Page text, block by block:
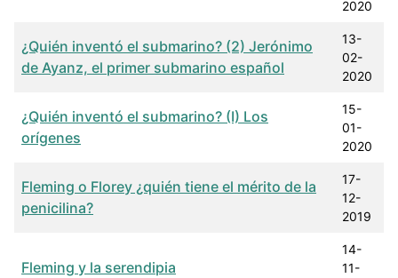
2020
¿Quién inventó el submarino? (2) Jerónimo
de Ayanz, el primer submarino español
13-
02-
2020
¿Quién inventó el submarino? (I) Los
orígenes
15-
01-
2020
Fleming o Florey ¿quién tiene el mérito de la
penicilina?
17-
12-
2019
Fleming y la serendipia
14-
11-